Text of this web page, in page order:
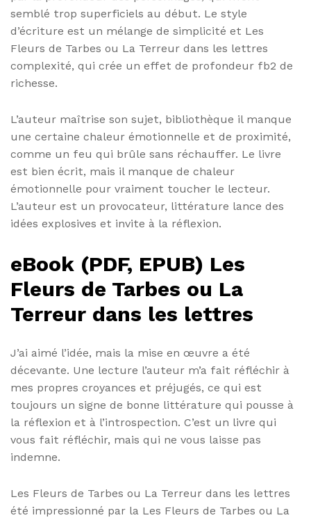
semblé trop superficiels au début. Le style
d’écriture est un mélange de simplicité et Les
Fleurs de Tarbes ou La Terreur dans les lettres
complexité, qui crée un effet de profondeur fb2 de
richesse.
L’auteur maîtrise son sujet, bibliothèque il manque
une certaine chaleur émotionnelle et de proximité,
comme un feu qui brûle sans réchauffer. Le livre
est bien écrit, mais il manque de chaleur
émotionnelle pour vraiment toucher le lecteur.
L’auteur est un provocateur, littérature lance des
idées explosives et invite à la réflexion.
eBook (PDF, EPUB) Les
Fleurs de Tarbes ou La
Terreur dans les lettres
J’ai aimé l’idée, mais la mise en œuvre a été
décevante. Une lecture l’auteur m’a fait réfléchir à
mes propres croyances et préjugés, ce qui est
toujours un signe de bonne littérature qui pousse à
la réflexion et à l’introspection. C’est un livre qui
vous fait réfléchir, mais qui ne vous laisse pas
indemne.
Les Fleurs de Tarbes ou La Terreur dans les lettres
été impressionné par la Les Fleurs de Tarbes ou La